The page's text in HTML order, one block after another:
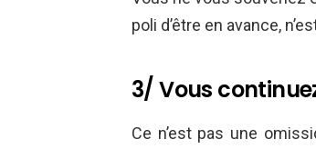
poli d’être en avance,
3/ Vous
Ce n’est pas une